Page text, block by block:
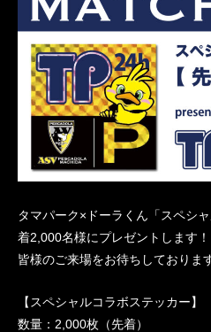
タマパーク×ドーラくん「スペシ
着2,000名様にプレゼントします！
皆様のご来場をお待ちしておりま
【スペシャルコラボステッカー】
数量：2,000枚（先着）